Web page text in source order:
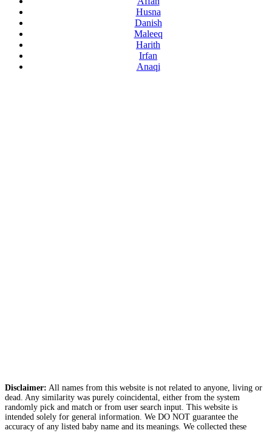
Husna
Danish
Maleeq
Harith
Irfan
Anaqi
Disclaimer: All names from this website is not related to anyone, living or
dead. Any similarity was purely coincidental, either from the system
randomly pick and match or from user search input. This website is
intended solely for general information. We DO NOT guarantee the
accuracy of any listed baby name and its meanings. We collected these